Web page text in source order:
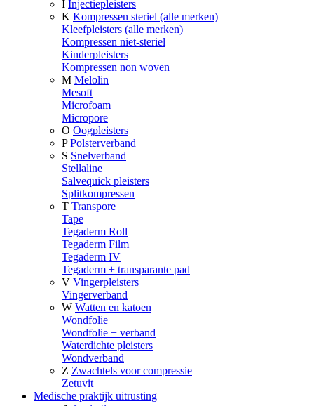
I Injectiepleisters
K Kompressen steriel (alle merken)
Kleefpleisters (alle merken)
Kompressen niet-steriel
Kinderpleisters
Kompressen non woven
M Melolin
Mesoft
Microfoam
Micropore
O Oogpleisters
P Polsterverband
S Snelverband
Stellaline
Salvequick pleisters
Splitkompressen
T Transpore
Tape
Tegaderm Roll
Tegaderm Film
Tegaderm IV
Tegaderm + transparante pad
V Vingerpleisters
Vingerverband
W Watten en katoen
Wondfolie
Wondfolie + verband
Waterdichte pleisters
Wondverband
Z Zwachtels voor compressie
Zetuvit
Medische praktijk uitrusting